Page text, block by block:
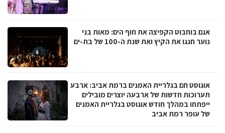
אגם בוחבוט הקפיצה את חוף הים: מאות בני
נוער חגגו את הקיץ ואת שנת ה-100 של בת-ים
אוגוסט חם בגלריית האמנים ברמת אביב: ארבע
תערוכות חדשות של ארבעה יוצרים מובילים
ייפתחו במהלך חודש אוגוסט בגלריית האמנים
של עופר רמת אביב